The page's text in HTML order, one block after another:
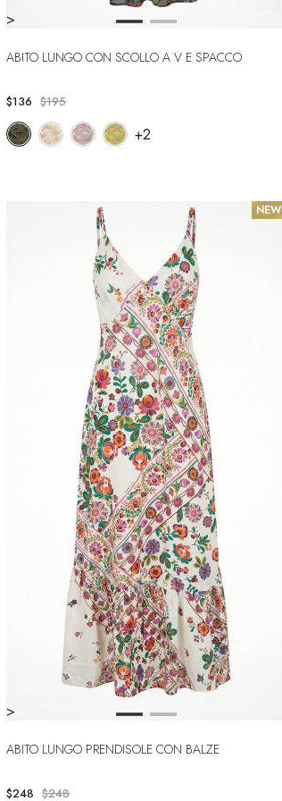
>
ABITO LUNGO CON SCOLLO A V E SPACCO
$136 $195
+2
NEW
>
ABITO LUNGO PRENDISOLE CON BALZE
$248 $248